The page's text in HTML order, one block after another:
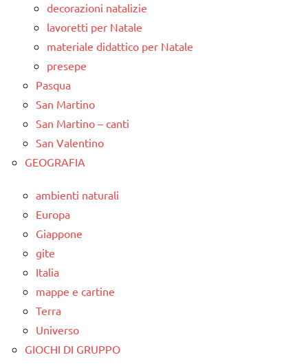
decorazioni natalizie
lavoretti per Natale
materiale didattico per Natale
presepe
Pasqua
San Martino
San Martino – canti
San Valentino
GEOGRAFIA
ambienti naturali
Europa
Giappone
gite
Italia
mappe e cartine
Terra
Universo
GIOCHI DI GRUPPO